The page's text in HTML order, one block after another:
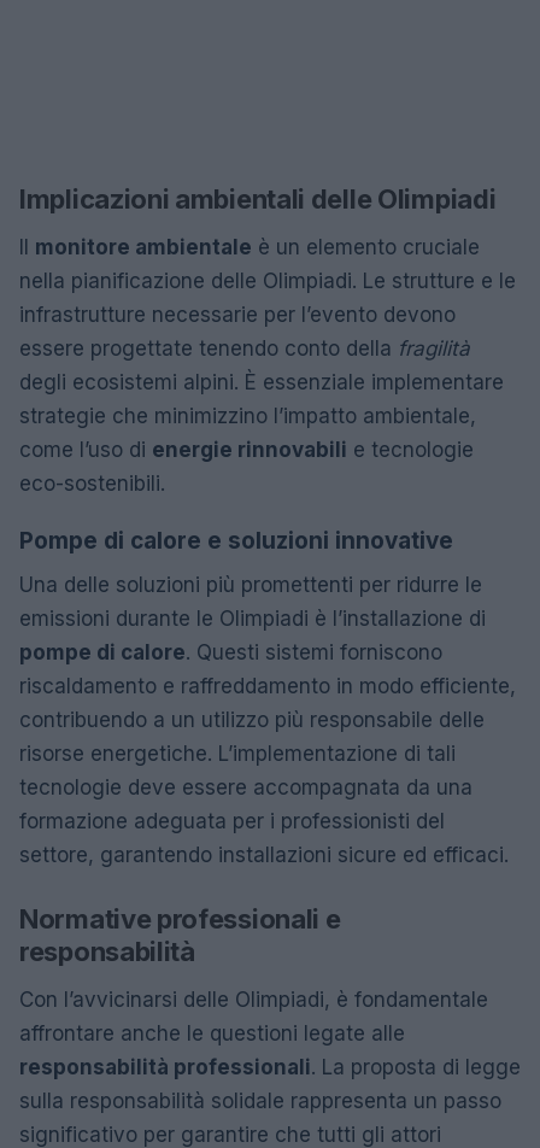
Implicazioni ambientali delle Olimpiadi
Il monitore ambientale è un elemento cruciale
nella pianificazione delle Olimpiadi. Le strutture e le
infrastrutture necessarie per l’evento devono
essere progettate tenendo conto della fragilità
degli ecosistemi alpini. È essenziale implementare
strategie che minimizzino l’impatto ambientale,
come l’uso di energie rinnovabili e tecnologie
eco-sostenibili.
Pompe di calore e soluzioni innovative
Una delle soluzioni più promettenti per ridurre le
emissioni durante le Olimpiadi è l’installazione di
pompe di calore. Questi sistemi forniscono
riscaldamento e raffreddamento in modo efficiente,
contribuendo a un utilizzo più responsabile delle
risorse energetiche. L’implementazione di tali
tecnologie deve essere accompagnata da una
formazione adeguata per i professionisti del
settore, garantendo installazioni sicure ed efficaci.
Normative professionali e
responsabilità
Con l’avvicinarsi delle Olimpiadi, è fondamentale
affrontare anche le questioni legate alle
responsabilità professionali. La proposta di legge
sulla responsabilità solidale rappresenta un passo
significativo per garantire che tutti gli attori